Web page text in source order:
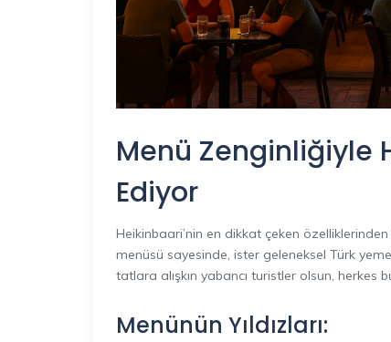
Menü Zenginliğiyle
Ediyor
Heikinbaari’nin en dikkat çeken
menüsü sayesinde, ister geleneksel Türk
tatlara alışkın yabancı turistler olsun,
Menünün Yıldızları: